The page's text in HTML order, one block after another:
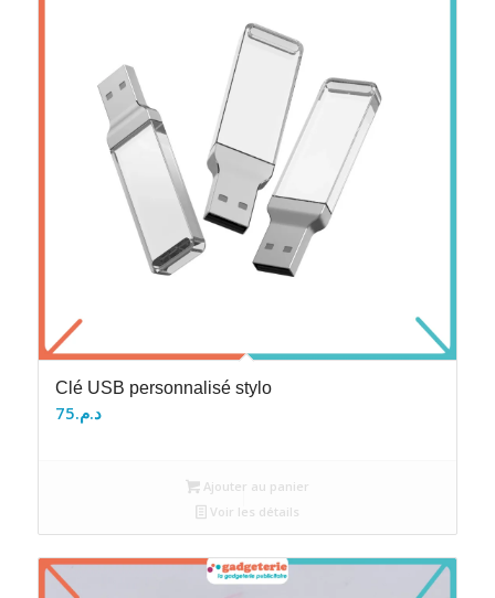
Clé USB personnalisé stylo
د.م.75
Ajouter au panier
Voir les détails